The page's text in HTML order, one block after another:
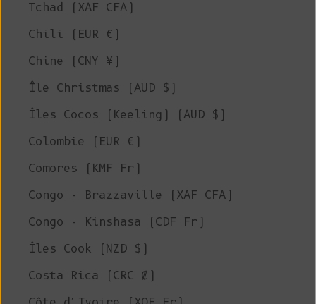
Tchad (XAF CFA)
Chili (EUR €)
Chine (CNY ¥)
Île Christmas (AUD $)
Îles Cocos (Keeling) (AUD $)
Colombie (EUR €)
Comores (KMF Fr)
Congo - Brazzaville (XAF CFA)
Congo - Kinshasa (CDF Fr)
Îles Cook (NZD $)
Costa Rica (CRC ₡)